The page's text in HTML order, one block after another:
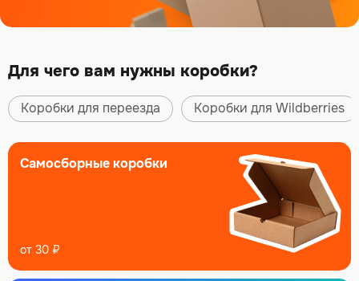
Для чего вам нужны коробки?
Коробки для переезда Коробки для Wildberries
Самосборные коробки
от 30 ₽